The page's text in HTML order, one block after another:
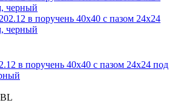
в поручень 40х40 с пазом 24х24 под